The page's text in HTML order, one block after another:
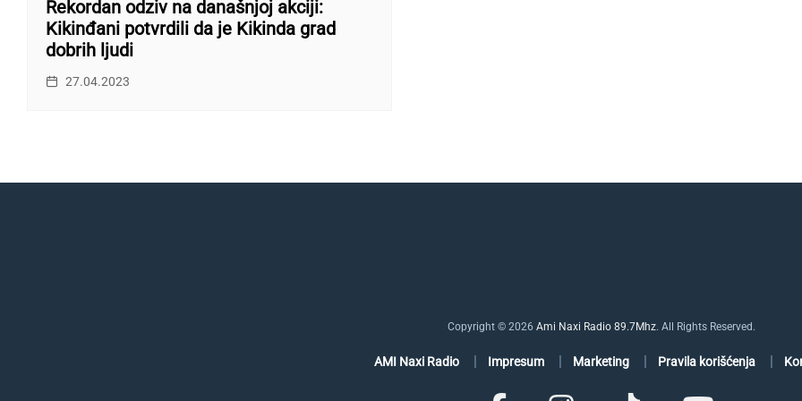
Rekordan odziv na današnjoj akciji:
Kikinđani potvrdili da je Kikinda grad
dobrih ljudi
27.04.2023
Copyright © 2026 Ami Naxi Radio 89.7Mhz. All Rights Reserved.
AMI Naxi Radio Impresum Marketing Pravila korišćenja